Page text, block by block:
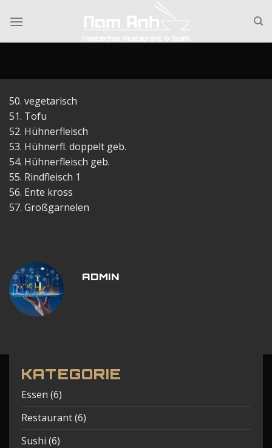
50. vegetarisch
51. Tofu
52. Hühnerfleisch
53. Hühnerfl. doppelt geb.
54. Hühnerfleisch geb.
55. Rindfleisch 1
56. Ente kross
57. Großgarnelen
ADMIN
KATEGORIE
Essen (6)
Restaurant(6)
Sushi (6)